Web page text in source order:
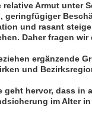
Armut unter
geringfügiger
und rasant
Daher fragen wir
ergänzende
und
hervor, dass in
im Alter